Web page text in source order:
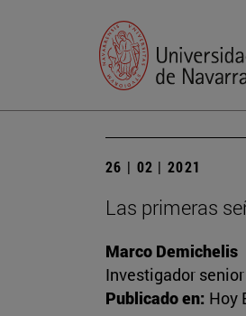
26 | 02 | 2021
Las primeras
Marco Demichelis
Investigador
Publicado en: Hoy